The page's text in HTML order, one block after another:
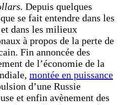
Depuis quelques
se fait entendre dans les
dans les milieux
à propos de la perte de
Fin annoncée des
de l’économie de la
montée en puissance
d’une Russie
et enfin avènement des